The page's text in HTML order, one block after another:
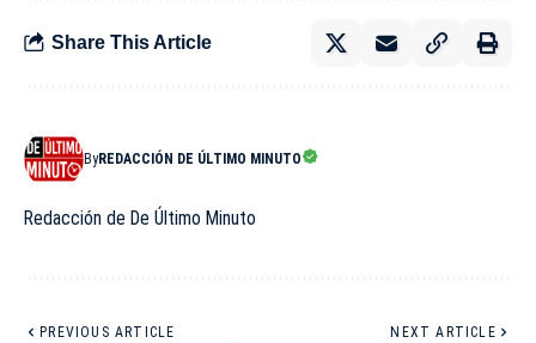
Share This Article
ByREDACCIÓN DE ÚLTIMO MINUTO
Redacción de De Último Minuto
PREVIOUS ARTICLE NEXT ARTICLE